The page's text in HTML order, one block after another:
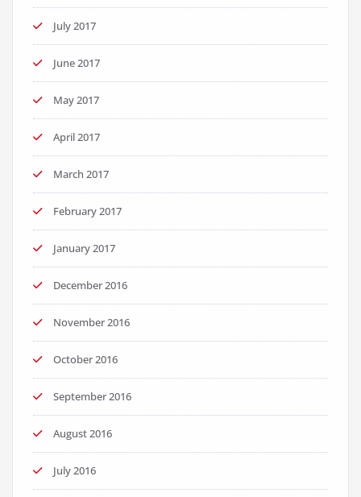
July 2017
June 2017
May 2017
April 2017
March 2017
February 2017
January 2017
December 2016
November 2016
October 2016
September 2016
August 2016
July 2016